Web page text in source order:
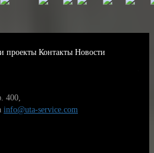
проекты Контакты Новости
400,
info@uta-service.com